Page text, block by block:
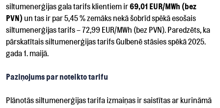
siltumenerģijas gala tarifs klientiem ir69,01 EUR/MWh (bez
PVN) un tas ir par 5,45 % zemāks nekā šobrīd spēkā esošais
siltumenerģijas tarifs – 72,99 EUR/MWh (bez PVN). Paredzēts, ka
pārskatītais siltumenerģijas tarifs Gulbenē stāsies spēkā 2025.
gada 1. maijā.
Paziņojums par noteikto tarifu
Plānotās siltumenerģijas tarifa izmaiņas ir saistītas ar kurināmā